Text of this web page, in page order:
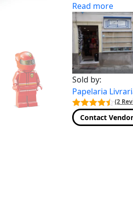
Read more
Sold by:
Papelaria
(2
Contact Vendor